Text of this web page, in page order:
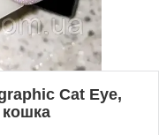
Cat Eye,